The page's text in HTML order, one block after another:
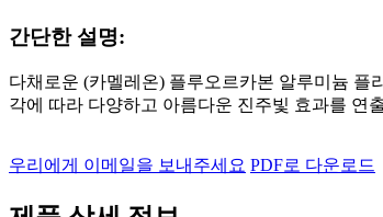
간단한 설명:
다채로운 (카멜레온) 플루오르카본 알루미늄
각에 따라 다양하고 아름다운 진주빛 효과를 연
우리에게 이메일을 보내주세요 PDF로 다운로드